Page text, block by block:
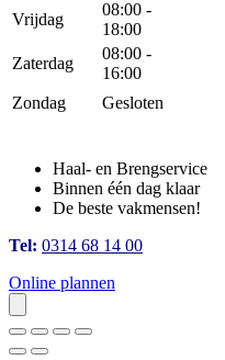
Vrijdag
08:00 -
18:00
Zaterdag
08:00 -
16:00
Zondag
Gesloten
Haal- en Brengservice
Binnen één dag klaar
De beste vakmensen!
Tel: 0314 68 14 00
Online plannen